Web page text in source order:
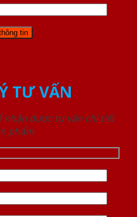
TƯ VẤN
nhận được tư vấn chi tiết
phẩm